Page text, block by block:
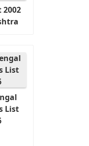
2002
List